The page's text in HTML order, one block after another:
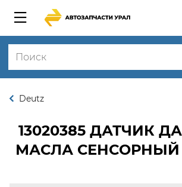
Deutz
13020385 ДАТЧИК
МАСЛА СЕНСОРНЫЙ